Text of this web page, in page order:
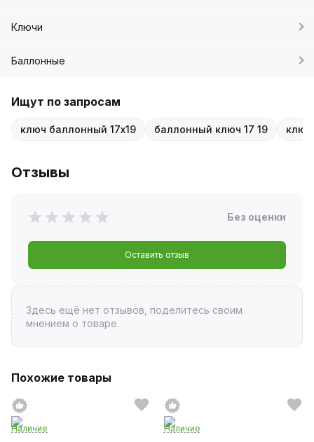
Ключи
Баллонные
Ищут по запросам
ключ баллонный 17х19 баллонный ключ 17 19 ключ
Отзывы
Без оценки
Оставить отзыв
Здесь ещё нет отзывов, поделитесь своим
мнением о товаре.
Похожие товары
Наличие
Наличие